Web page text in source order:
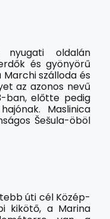
oldalán
és gyönyörű
szálloda és
az azonos nevű
ban, előtte pedig
Maslinica
Šešula-öböl
úti cél Közép-
kikötő, a Marina